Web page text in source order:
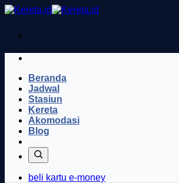
Skip
Beranda
Jadwal
Stasiun
Kereta
Akomodasi
Blog
beli kartu e-money